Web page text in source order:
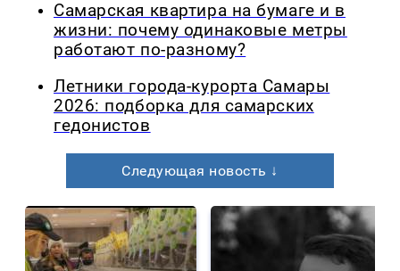
Самарская квартира на бумаге и в
жизни: почему одинаковые метры
работают по-разному?
Летники города-курорта Самары
2026: подборка для самарских
гедонистов
Следующая новость ↓